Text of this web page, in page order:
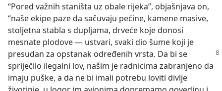
“Pored važnih staništa uz obale rijeka”, objašnjava on,
“naše ekipe paze da sačuvaju pećine, kamene masive,
stoljetna stabla s dupljama, drveće koje donosi
mesnate plodove — ustvari, svaki dio šume koji je
presudan za opstanak određenih vrsta. Da bi se
spriječilo ilegalni lov, našim je radnicima zabranjeno da
imaju puške, a da ne bi imali potrebu loviti divlje